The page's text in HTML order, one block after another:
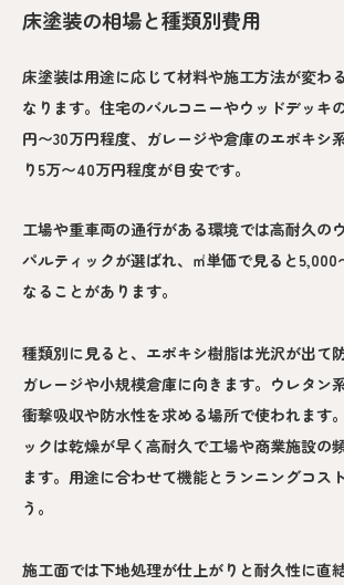
床塗装の相場と種類別費用
床塗装は用途に応じて材料や施工方法が変わ
なります。住宅のバルコニーやウッドデッキ
円〜30万円程度、ガレージや倉庫のエポキシ
り5万〜40万円程度が目安です。
工場や重車両の通行がある環境では高耐久の
パルティックが選ばれ、㎡単価で見ると5,000
なることがあります。
種類別に見ると、エポキシ樹脂は光沢が出て
ガレージや小規模倉庫に向きます。ウレタン
衝撃吸収や防水性を求める場所で使われます
ックは乾燥が早く高耐久で工場や商業施設の
ます。用途に合わせて機能とランニングコス
う。
施工面では下地処理が仕上がりと耐久性に直